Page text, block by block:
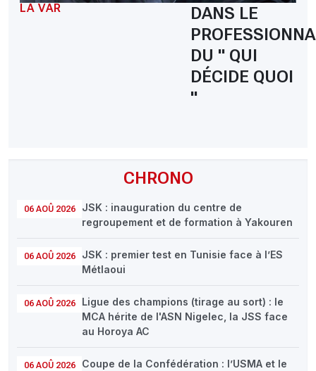
CHRONO
06 AOÛ 2026
JSK : inauguration du centre de
regroupement et de formation à Yakouren
06 AOÛ 2026
JSK : premier test en Tunisie face à l’ES
Métlaoui
06 AOÛ 2026
Ligue des champions (tirage au sort) : le
MCA hérite de l'ASN Nigelec, la JSS face
au Horoya AC
06 AOÛ 2026
Coupe de la Confédération : l’USMA et le
LA VAR
DANS LE
DU " QUI
DÉCIDE QUOI
"